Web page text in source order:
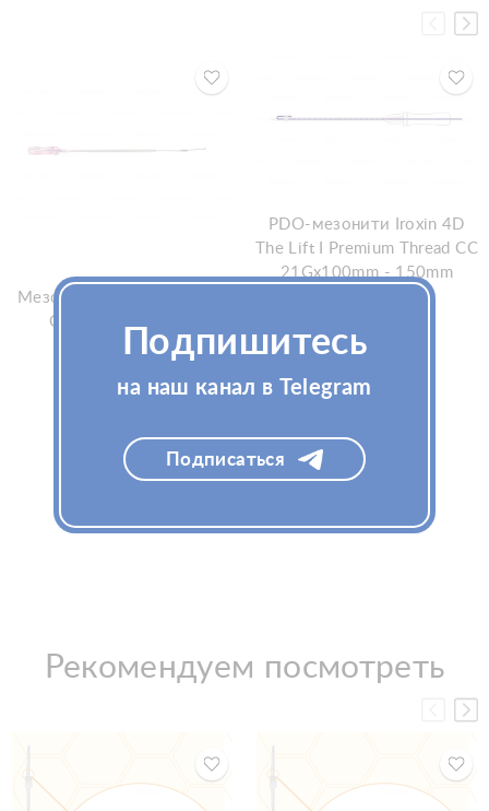
Мезонити PDO AestheLine
COG 19G/100 СW
Узнать цену
PDO-мезонити Iroxin 4D
The Lift I Premium Thread СС
21Gx100mm - 150mm
Рекомендуем посмотреть
Подпишитесь
на наш канал в Telegram
Подписаться